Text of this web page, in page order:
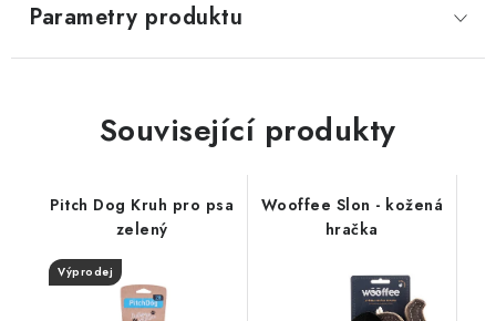
Parametry produktu
Související produkty
Pitch Dog Kruh pro psa
zelený
Výprodej
Wooffee Slon - kožená
hračka